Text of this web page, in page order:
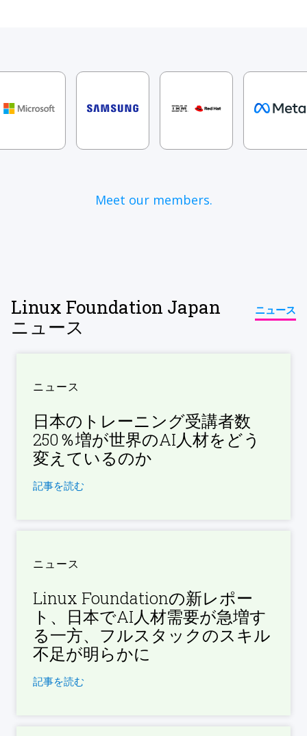
Meet our members.
Linux Foundation Japan
ニュース
ニュース
ニュース
日本のトレーニング受講者数
250％増が世界のAI人材をどう
変えているのか
記事を読む
ニュース
Linux Foundationの新レポー
ト、日本でAI人材需要が急増す
る一方、フルスタックのスキル
不足が明らかに
記事を読む